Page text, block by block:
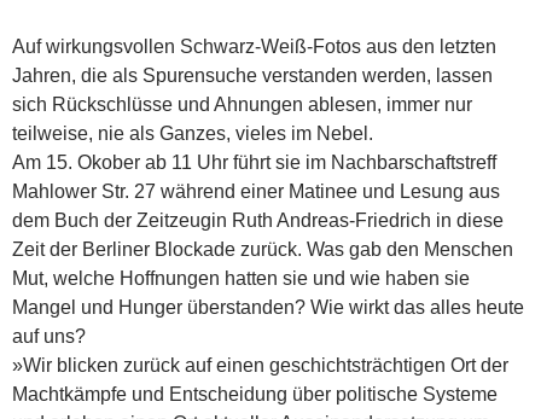
Auf wirkungsvollen Schwarz-Weiß-Fotos aus den letzten
Jahren, die als Spurensuche verstanden werden, lassen
sich Rückschlüsse und Ahnungen ablesen, immer nur
teilweise, nie als Ganzes, vieles im Nebel.
Am 15. Okober ab 11 Uhr führt sie im Nachbarschaftstreff
Mahlower Str. 27 während einer Matinee und Lesung aus
dem Buch der Zeitzeugin Ruth Andreas-Friedrich in diese
Zeit der Berliner Blockade zurück. Was gab den Menschen
Mut, welche Hoffnungen hatten sie und wie haben sie
Mangel und Hunger überstanden? Wie wirkt das alles heute
auf uns?
»Wir blicken zurück auf einen geschichtsträchtigen Ort der
Machtkämpfe und Entscheidung über politische Systeme